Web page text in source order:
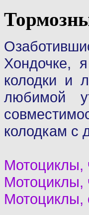
Хондочке,
колодки и
любимой
колодкам с
Мотоциклы,
Мотоциклы,
Мотоциклы,